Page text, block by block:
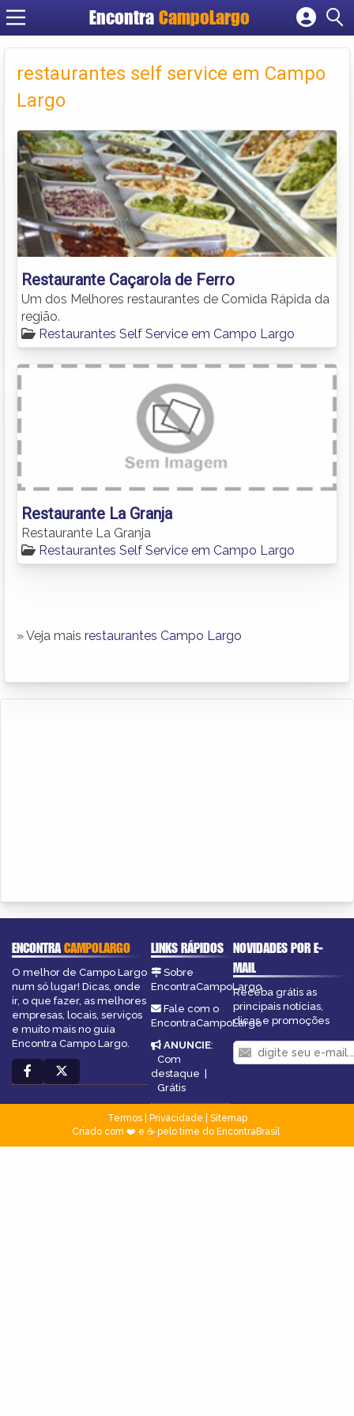
Encontra CampoLargo
Cadastrar empresa
Criar conta
restaurantes self service em Campo
Largo
Restaurante Caçarola de Ferro
Um dos Melhores restaurantes de Comida Rápida da
região.
Restaurantes Self Service em Campo Largo
Restaurante La Granja
Restaurante La Granja
Restaurantes Self Service em Campo Largo
» Veja mais restaurantes Campo Largo
ENCONTRACAMPOLARGO
O melhor de Campo Largo
num só lugar! Dicas, onde
ir, o que fazer, as melhores
empresas, locais, serviços
e muito mais no guia
Encontra Campo Largo.
LINKS RÁPIDOS
Sobre
EncontraCampoLargo
Fale com o
EncontraCampoLargo
ANUNCIE:
Com
destaque |
Grátis
NOVIDADES POR E-
MAIL
Receba grátis as
principais notícias,
dicas e promoções
Termos| Privacidade
Sitemap
Criado com ❤️ e ☕ pelo time do EncontraBrasil